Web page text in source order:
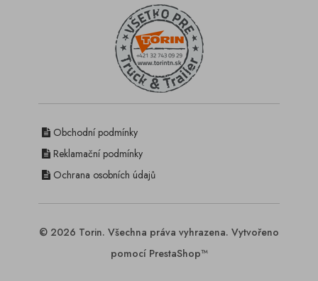
Obchodní podmínky
Reklamační podmínky
Ochrana osobních údajů
© 2026 Torin. Všechna práva vyhrazena. Vytvořeno
pomocí PrestaShop™